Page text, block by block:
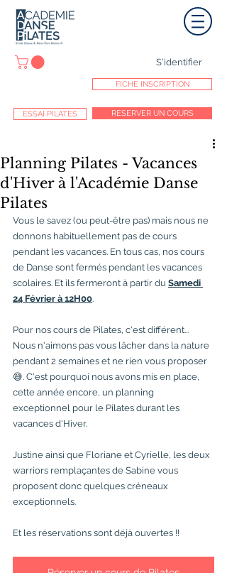
S'identifier
FICHE INSCRIPTION
ESSAI PILATES RESERVER UN COURS
Planning Pilates - Vacances
d'Hiver à l'Académie Danse
Pilates
Vous le savez (ou peut-être pas) mais nous ne
donnons habituellement pas de cours
pendant les vacances. En tous cas, nos cours
de Danse sont fermés pendant les vacances
scolaires. Et ils fermeront à partir du Samedi
24 Février à 12H00.
Pour nos cours de Pilates, c'est différent...
Nous n'aimons pas vous lâcher dans la nature
pendant 2 semaines et ne rien vous proposer
😅. C'est pourquoi nous avons mis en place,
cette année encore, un planning
exceptionnel pour le Pilates durant les
vacances d'Hiver.
Justine ainsi que Floriane et Cyrielle, les deux
warriors remplaçantes de Sabine vous
proposent donc quelques créneaux
exceptionnels.
Et les réservations sont déjà ouvertes !!